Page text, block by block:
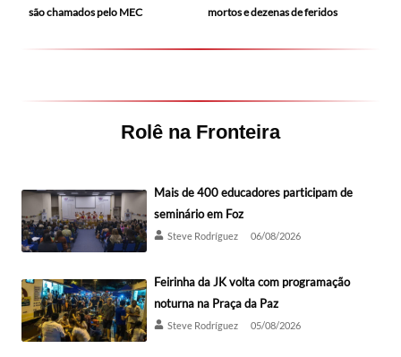
são chamados pelo MEC
mortos e dezenas de feridos
Rolê na Fronteira
Mais de 400 educadores participam de
seminário em Foz
Steve Rodríguez 06/08/2026
Feirinha da JK volta com programação
noturna na Praça da Paz
Steve Rodríguez 05/08/2026